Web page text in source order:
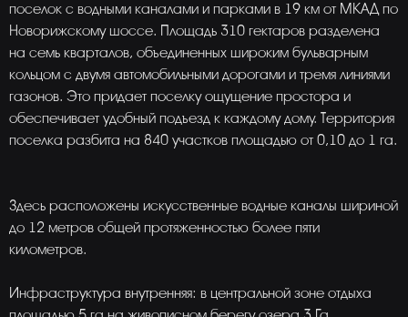
поселок с водными каналами и парками в 19 км от МКАД по
Новорижскому шоссе. Площадь 310 гектаров разделена
на семь кварталов, объединенных широким бульварным
кольцом с двумя автомобильными дорогами и тремя линиями
газонов. Это придает поселку ощущение простора и
обеспечивает удобный подъезд к каждому дому. Территория
поселка разбита на 840 участков площадью от 0,10 до 1 га.
Здесь расположены искусственные водные каналы шириной
до 12 метров общей протяженностью более пяти
километров.
Инфраструктура внутренняя: в центральной зоне отдыха